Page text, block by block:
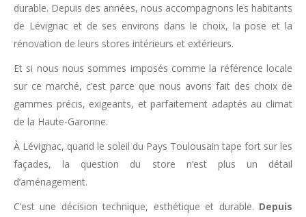
durable. Depuis des années, nous accompagnons les habitants
de Lévignac et de ses environs dans le choix, la pose et la
rénovation de leurs stores intérieurs et extérieurs.
Et si nous nous sommes imposés comme la référence locale
sur ce marché, c’est parce que nous avons fait des choix de
gammes précis, exigeants, et parfaitement adaptés au climat
de la Haute-Garonne.
À Lévignac, quand le soleil du Pays Toulousain tape fort sur les
façades, la question du store n’est plus un détail
d’aménagement.
C’est une décision technique, esthétique et durable. Depuis